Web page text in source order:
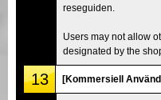
reseguiden.
Users may not allow
designated by the
13 [Kommersiell